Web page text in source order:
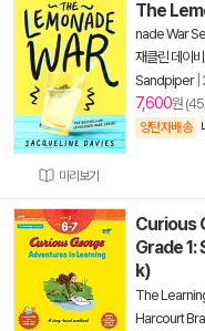
미리보기
The
nade War
재클린 데이
Sandpiper|
7,600원
양탄자배송
Curious
Grade
k)
The
Harcourt